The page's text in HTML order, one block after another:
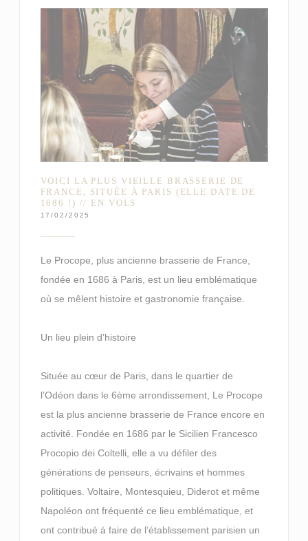
VOICI LA PLUS VIEILLE BRASSERIE DE
FRANCE, SITUÉE À PARIS (ELLE DATE DE
1686 !) // EN VOLS
17/02/2025
Le Procope, plus ancienne brasserie de France,
fondée en 1686 à Paris, est un lieu emblématique
où se mêlent histoire et gastronomie française.
Un lieu plein d’histoire
Située au cœur de Paris, dans le quartier de
l’Odéon dans le 6ème arrondissement, Le Procope
est la plus ancienne brasserie de France encore en
activité. Fondée en 1686 par le Sicilien Francesco
Procopio dei Coltelli, elle a vu défiler des
générations de penseurs, écrivains et hommes
politiques. Voltaire, Montesquieu, Diderot et même
Napoléon ont fréquenté ce lieu emblématique, et
ont contribué à faire de l’établissement parisien un